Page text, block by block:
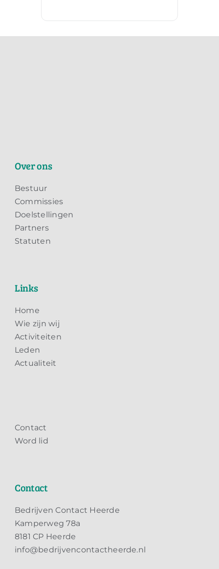
Over ons
Bestuur
Commissies
Doelstellingen
Partners
Statuten
Links
Home
Wie zijn wij
Activiteiten
Leden
Actualiteit
Contact
Word lid
Contact
Bedrijven Contact Heerde
Kamperweg 78a
8181 CP Heerde
info@bedrijvencontactheerde.nl